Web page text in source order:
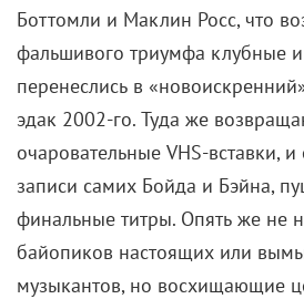
Боттомли и Маклин Росс, что
фальшивого триумфа клубные
перенеслись в
эдак 2002-го. Туда же
очаровательные VHS-вставки,
записи самих Бойда и Бэйна,
финальные титры. Опять же не
байопиков настоящих или
музыкантов, но восхищающие